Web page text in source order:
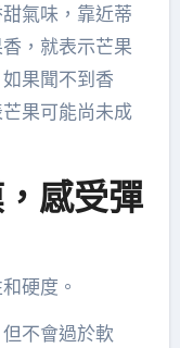
氣味，靠近蒂
，就表示芒果
果聞不到香
果可能尚未成
感受彈
硬度。
不會過於軟